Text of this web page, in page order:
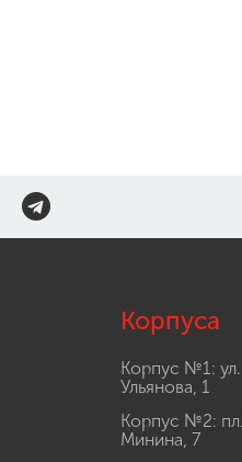
Корпуса
Корпус №1: ул.
Ульянова, 1
Корпус №2: пл.
Минина, 7